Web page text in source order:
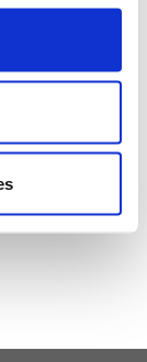
check-up